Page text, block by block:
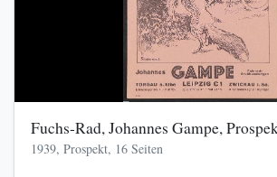
Fuchs-Rad, Johannes Gampe,
1939, Prospekt, 16 Seiten